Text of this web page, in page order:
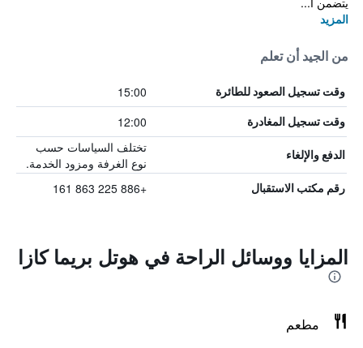
المزيد
من الجيد أن تعلم
وقت تسجيل الصعود للطائرة 15:00
وقت تسجيل المغادرة 12:00
الدفع والإلغاء
تختلف السياسات حسب
نوع الغرفة ومزود الخدمة.
رقم مكتب الاستقبال +886 225 863 161
المزايا ووسائل الراحة في هوتل بريما كازا
مطعم